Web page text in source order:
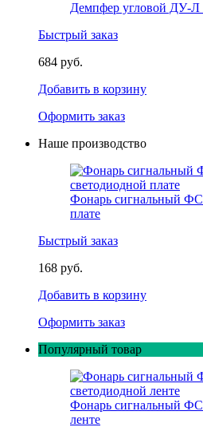
Демпфер угловой ДУ-Л
Быстрый заказ
684 руб.
Добавить в корзину
Оформить заказ
Наше производство
Фонарь сигнальный
плате
Быстрый заказ
168 руб.
Добавить в корзину
Оформить заказ
Популярный товар
Фонарь сигнальный
ленте